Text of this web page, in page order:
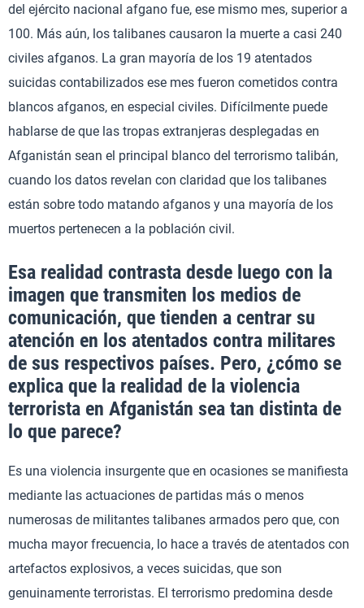
del ejército nacional afgano fue, ese mismo mes, superior a
100. Más aún, los talibanes causaron la muerte a casi 240
civiles afganos. La gran mayoría de los 19 atentados
suicidas contabilizados ese mes fueron cometidos contra
blancos afganos, en especial civiles. Difícilmente puede
hablarse de que las tropas extranjeras desplegadas en
Afganistán sean el principal blanco del terrorismo talibán,
cuando los datos revelan con claridad que los talibanes
están sobre todo matando afganos y una mayoría de los
muertos pertenecen a la población civil.
Esa realidad contrasta desde luego con la
imagen que transmiten los medios de
comunicación, que tienden a centrar su
atención en los atentados contra militares
de sus respectivos países. Pero, ¿cómo se
explica que la realidad de la violencia
terrorista en Afganistán sea tan distinta de
lo que parece?
Es una violencia insurgente que en ocasiones se manifiesta
mediante las actuaciones de partidas más o menos
numerosas de militantes talibanes armados pero que, con
mucha mayor frecuencia, lo hace a través de atentados con
artefactos explosivos, a veces suicidas, que son
genuinamente terroristas. El terrorismo predomina desde